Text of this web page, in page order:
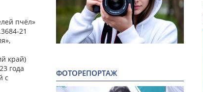
пчёл»
21
край)
года
с
ФОТОРЕПОРТАЖ